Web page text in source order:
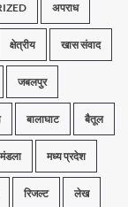
अपराध
क्षेत्रीय खास संवाद
जबलपुर
बालाघाट बैतूल
मंडला मध्य प्रदेश
रिजल्ट लेख